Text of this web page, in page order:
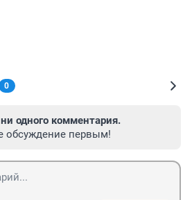
0
одного комментария.
обсуждение первым!